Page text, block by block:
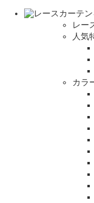
レー
人気
カラ